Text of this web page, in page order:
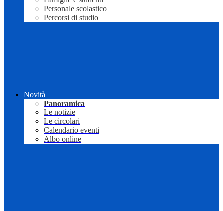
Personale scolastico
Percorsi di studio
Novità
Panoramica
Le notizie
Le circolari
Calendario eventi
Albo online